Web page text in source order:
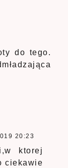
do tego.
20:23
ktorej
ciekawie